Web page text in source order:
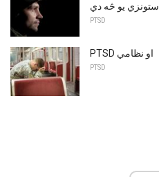
ستونزي یو څه دي
PTSD
PTSD او نظامي
PTSD